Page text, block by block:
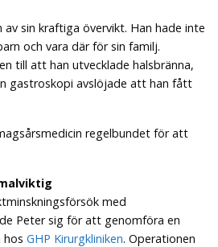
sin kraftiga övervikt. Han hade inte
och vara där för sin familj.
till att han utvecklade halsbränna,
gastroskopi avslöjade att han fått
regelbundet för att
med
Peter sig för att genomföra en
hos GHP Kirurgkliniken. Operationen